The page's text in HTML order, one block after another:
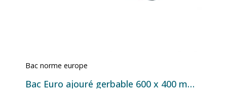
Bac norme europe
Bac Euro ajouré gerbable 600 x 400 mm en plastique PP – Disponible en 33L, 43L, 64L et 85L